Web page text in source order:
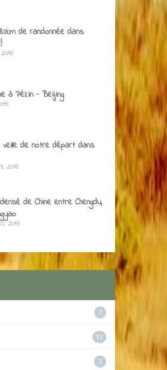
de randonnée dans
à Pékin – Beijing
veille de notre départ dans
2016
de Chine entre Chengdu,
2016
7
13
3